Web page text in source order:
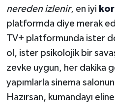
nereden izlenir, en iyi
platformda diye merak
TV+ platformunda ister
ol, ister psikolojik bir
zevke uygun, her dakika
yapımlarla sinema
Hazırsan, kumandayı